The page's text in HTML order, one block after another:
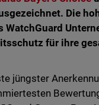
Die
für ihre
jüngster